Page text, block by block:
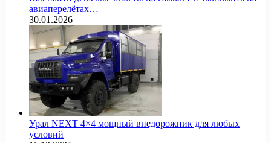
авиаперелётах…
30.01.2026
Урал NEXT 4×4 мощный внедорожник для любых
условий